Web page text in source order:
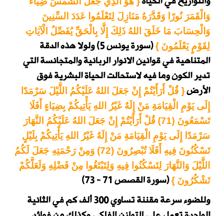
وَالْقَمَرَ نُورًا وَقَدَّرَهُ مَنَازِلَ لِتَعْلَمُوا عَدَدَ السِّنِينَ
وَالْحِسَابَ مَا خَلَقَ اللهُ ذَلِكَ إِلَّا بِالْحَقِّ يُفَصِّلُ الْآيَاتِ
لِقَوْمٍ يَعْلَمُونَ }(سورة يونس 5) ولولا هذه الدقة
المتناهية في قوانين الانوار الربانية والمتجانسة التي
تدير الكون وما فيه لاستحالت الحياة البشرية فوق
الأرض{ قُلْ أَرَأَيْتُمْ إِنْ جَعَلَ اللهُ عَلَيْكُمُ اللَّيْلَ سَرْمَدًا
إِلَى يَوْمِ الْقِيَامَةِ مَنْ إِلَهٌ غَيْرُ اللهِ يَأْتِيكُمْ بِضِيَاءٍ أَفَلَا
تَسْمَعُونَ (71) قُلْ أَرَأَيْتُمْ إِنْ جَعَلَ اللهُ عَلَيْكُمُ النَّهَارَ
سَرْمَدًا إِلَى يَوْمِ الْقِيَامَةِ مَنْ إِلَهٌ غَيْرُ اللهِ يَأْتِيكُمْ بِلَيْلٍ
تَسْكُنُونَ فِيهِ أَفَلَا تُبْصِرُونَ (72) وَمِنْ رَحْمَتِهِ جَعَلَ لَكُمُ
اللَّيْلَ وَالنَّهَارَ لِتَسْكُنُوا فِيهِ وَلِتَبْتَغُوا مِنْ فَضْلِهِ وَلَعَلَّكُمْ
تَشْكُرُونَ }(سورة القصص 71 - 73)
وللضوء سرعة مقننة تساوي 300 ألف كم في الثانية